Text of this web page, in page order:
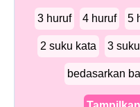
3 huruf 4 huruf 5
2 suku kata 3
bedasarkan